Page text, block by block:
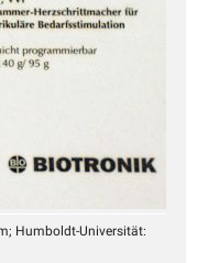
Humboldt-Universität: